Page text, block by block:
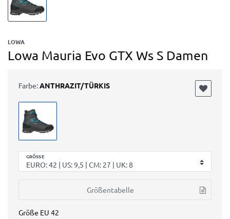
LOWA
Lowa Mauria Evo GTX Ws S Damen
GRÖSSE
Größentabelle
Farbe:ANTHRAZIT/TÜRKIS
Größe EU 42